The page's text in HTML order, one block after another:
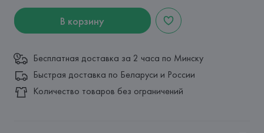
В корзину
Бесплатная доставка за 2 часа по Минску
Быстрая доставка по Беларуси и России
Количество товаров без ограничений